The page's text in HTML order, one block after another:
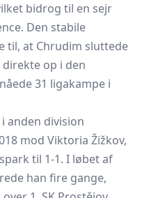
bidrog til en sejr
Den stabile
til, at Chrudim sluttede
op i den
31 ligakampe i
anden division
mod Viktoria Žižkov,
til 1-1. I løbet af
han fire gange,